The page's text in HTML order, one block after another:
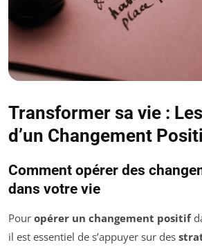
Transformer sa vie :
d’un Changement
Comment opérer des
dans votre vie
Pour opérer un changement positif
il est essentiel de s’appuyer sur des